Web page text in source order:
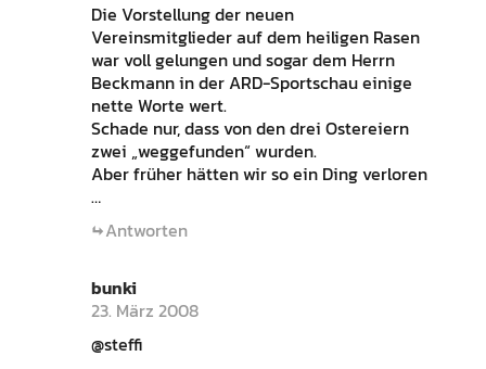
Die Vorstellung der neuen
Vereinsmitglieder auf dem heiligen Rasen
war voll gelungen und sogar dem Herrn
Beckmann in der ARD-Sportschau einige
nette Worte wert.
Schade nur, dass von den drei Ostereiern
zwei „weggefunden“ wurden.
Aber früher hätten wir so ein Ding verloren
…
Antworten
bunki
23. März 2008
@steffi